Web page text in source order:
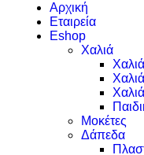
Αρχική
Εταιρεία
Eshop
Χαλιά
Μοκέτες
Δάπεδα